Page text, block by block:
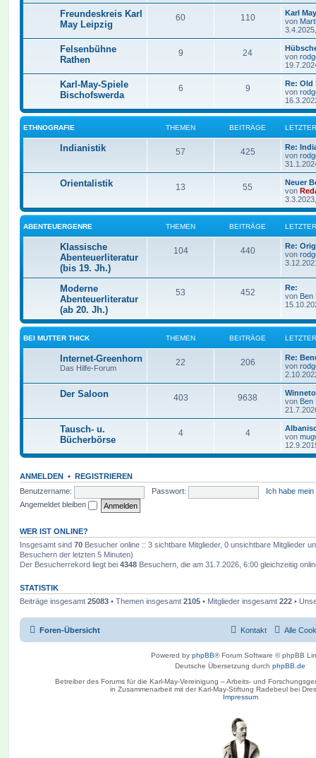
Freundeskreis Karl
May Leipzig
60 110
Karl
von
Felsenbühne
Rathen
9 24
von
Karl-May-Spiele
Bischofswerda
6 9
Re: Old
von
ETHNOGRAFIE THEMEN BEITRÄGE
Indianistik 57 425
Re:
von
Orientalistik 13 55
Neuer
von
ABENTEUERGENRE THEMEN BEITRÄGE
Klassische
Abenteuerliteratur
(bis 19. Jh.)
104 440
Re:
von
Moderne
Abenteuerliteratur
(ab 20. Jh.)
53 452
Re:
von Ben
BEI MUTTER THICK THEMEN BEITRÄGE
Internet-Greenhorn
Das Hilfe-Forum
22 206
Re:
von
Der Saloon 403 9638
von Ben
Tausch- u.
Bücherbörse
4 4
von
ANMELDEN • REGISTRIEREN
Benutzername:
Passwort:
Ich habe
Angemeldet bleiben
WER IST ONLINE?
Insgesamt sind 70 Besucher online :: 3 sichtbare Mitglieder, 0 unsichtbare Mitglieder
Besuchern der letzten 5 Minuten)
Der Besucherrekord liegt bei 4348 Besuchern, die am 31.7.2026, 6:00 gleichzeitig
STATISTIK
Beiträge insgesamt 25083 • Themen insgesamt 2105 • Mitglieder insgesamt 222 •
Foren-Übersicht Alle
Kontakt
Powered by phpBB® Forum Software © phpBB
Deutsche Übersetzung durch phpBB.de
Betreiber des Forums für die Karl-May-Vereinigung – Arbeits- und
in Zusammenarbeit mit der Karl-May-Stiftung Radebeul bei
Impressum